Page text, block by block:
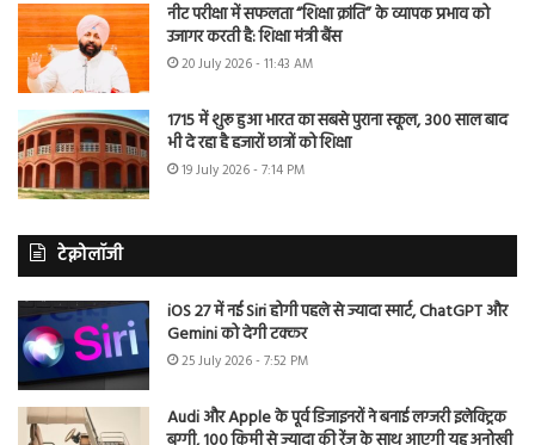
नीट परीक्षा में सफलता “शिक्षा क्रांति” के व्यापक प्रभाव को
उजागर करती है: शिक्षा मंत्री बैंस
20 July 2026 - 11:43 AM
1715 में शुरू हुआ भारत का सबसे पुराना स्कूल, 300 साल बाद
भी दे रहा है हजारों छात्रों को शिक्षा
19 July 2026 - 7:14 PM
टेक्नोलॉजी
iOS 27 में नई Siri होगी पहले से ज्यादा स्मार्ट, ChatGPT और
Gemini को देगी टक्कर
25 July 2026 - 7:52 PM
Audi और Apple के पूर्व डिजाइनरों ने बनाई लग्जरी इलेक्ट्रिक